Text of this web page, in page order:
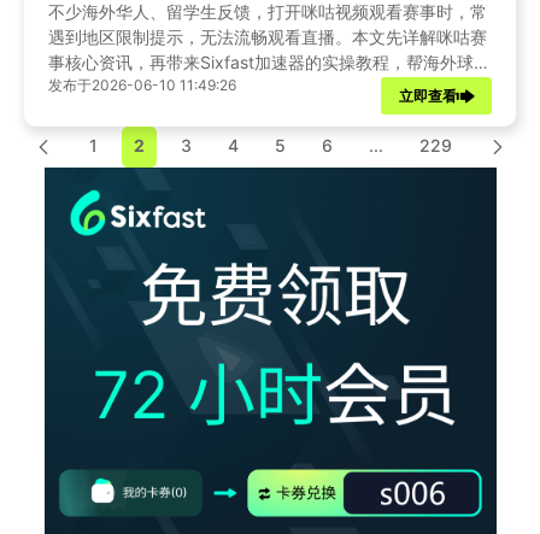
不少海外华人、留学生反馈，打开咪咕视频观看赛事时，常
遇到地区限制提示，无法流畅观看直播。本文先详解咪咕赛
事核心资讯，再带来Sixfast加速器的实操教程，帮海外球迷
解锁咪咕完整观赛权限，不错过每一场精彩对决。
发布于2026-06-10 11:49:26
立即查看
1 2 3 4 5 6 ... 229